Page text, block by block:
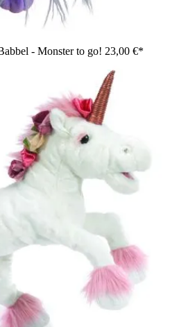
- Monster to go! 23,00 €*